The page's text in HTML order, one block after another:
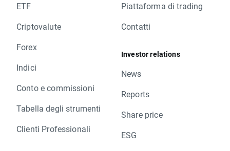
ETF
Criptovalute
Forex
Indici
Conto e commissioni
Tabella degli strumenti
Clienti Professionali
Piattaforma di trading
Contatti
Investor relations
News
Reports
Share price
ESG